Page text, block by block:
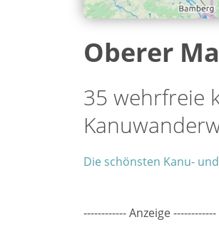
Oberer
35 wehrfreie
Die schönsten Kanu-
------------ Anzeige ------------